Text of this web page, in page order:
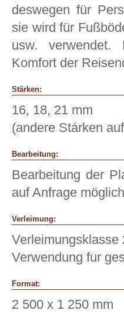
deswegen für
sie wird für
usw. verwendet.
Komfort der
Stärken:
16, 18, 21 mm
(andere Stárken
Bearbeitung:
Bearbeitung der
auf Anfrage
Verleimung:
Verwendung fur
Format:
2 500 x 1 250 mm